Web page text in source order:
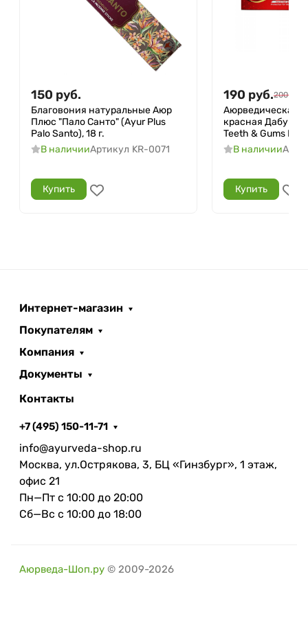
150 руб.
Благовония натуральные Аюр
Плюс "Пало Санто" (Ayur Plus
Palo Santo), 18 г.
В наличииАртикул KR-0071
Купить
190 руб.200
Аюрведическая
красная Дабур
Teeth & Gums
В наличии
Купить
Интернет-магазин
Покупателям
Компания
Документы
Контакты
+7 (495) 150-11-71
info@ayurveda-shop.ru
Москва, ул.Острякова, 3, БЦ «Гинзбург», 1 этаж,
офис 21
Пн—Пт с 10:00 до 20:00
Сб—Вс с 10:00 до 18:00
Аюрведа-Шоп.ру © 2009-2026